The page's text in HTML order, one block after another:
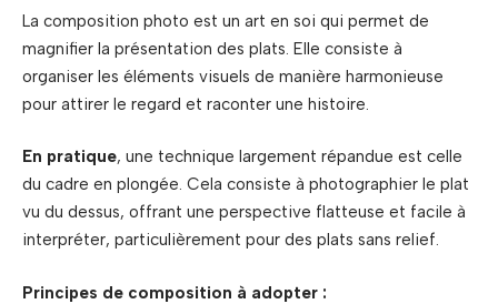
La composition photo est un art en soi qui permet de
magnifier la présentation des plats. Elle consiste à
organiser les éléments visuels de manière harmonieuse
pour attirer le regard et raconter une histoire.
En pratique, une technique largement répandue est celle
du cadre en plongée. Cela consiste à photographier le plat
vu du dessus, offrant une perspective flatteuse et facile à
interpréter, particulièrement pour des plats sans relief.
Principes de composition à adopter :